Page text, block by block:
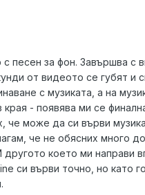
песен за фон. Завършва с
от видеото се губят и
с музиката, а на
- появява ми се
че може да си върви
че не обясних много
което ми направи
си върви точно, но като